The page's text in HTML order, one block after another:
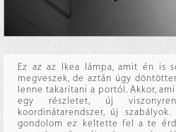
Ez az az Ikea lámpa, amit én is
megveszek, de aztán úgy
lenne takarítani a portól. Akkor,
egy részletet, új
koordinátarendszer, új
gondolom ez keltette fel a te